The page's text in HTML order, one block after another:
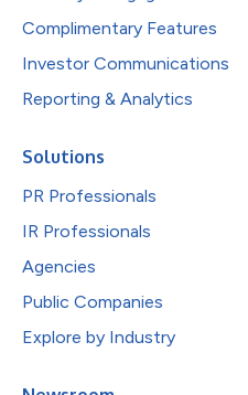
Complimentary Features
Investor Communications
Reporting & Analytics
Solutions
PR Professionals
IR Professionals
Agencies
Public Companies
Explore by Industry